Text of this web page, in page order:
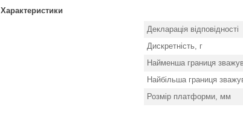
Характеристики
Декларація відповідності
Дискретність, г
Найменша границя
Найбільша границя
Розмір платформи, мм